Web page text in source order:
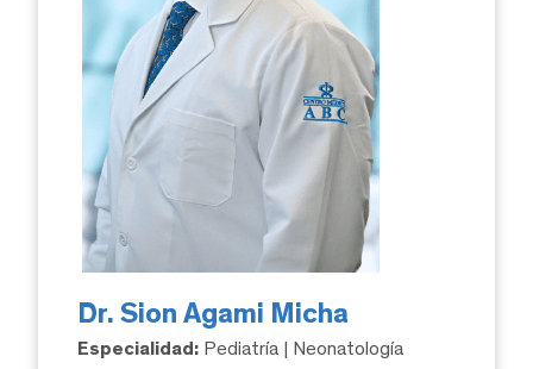
Dr. Sion Agami Micha
Especialidad: Pediatría | Neonatología